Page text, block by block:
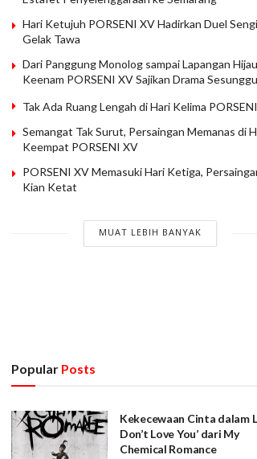
Hari Ketujuh PORSENI XV Hadirkan Duel
Gelak Tawa
Dari Panggung Monolog sampai Lapangan
Keenam PORSENI XV Sajikan Drama
Tak Ada Ruang Lengah di Hari Kelima
Semangat Tak Surut, Persaingan Memanas di
Keempat PORSENI XV
PORSENI XV Memasuki Hari Ketiga,
Kian Ketat
MUAT LEBIH BANYAK
Popular Posts
Kekecewaan Cinta dalam
Don’t Love You’ dari My
Chemical Romance